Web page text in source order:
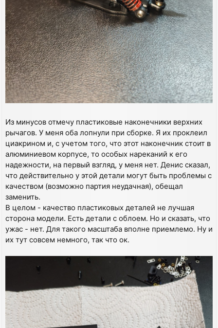
Из минусов отмечу пластиковые наконечники верхних
рычагов. У меня оба лопнули при сборке. Я их проклеил
циакрином и, с учетом того, что этот наконечник стоит в
алюминиевом корпусе, то особых нареканий к его
надежности, на первый взгляд, у меня нет. Денис сказал,
что действительно у этой детали могут быть проблемы с
качеством (возможно партия неудачная), обещал
заменить.
В целом - качество пластиковых деталей не лучшая
сторона модели. Есть детали с облоем. Но и сказать, что
ужас - нет. Для такого масштаба вполне приемлемо. Ну и
их тут совсем немного, так что ок.